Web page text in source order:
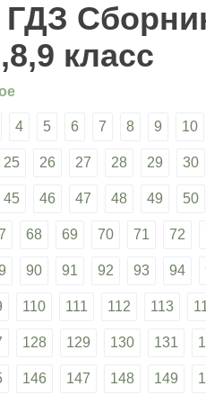
класс
4 5 6 7 8 9 10
25 26 27 28 29 30
45 46 47 48 49 50
68 69 70 71 72
90 91 92 93 94
110 111 112 113
128 129 130 131
146 147 148 149